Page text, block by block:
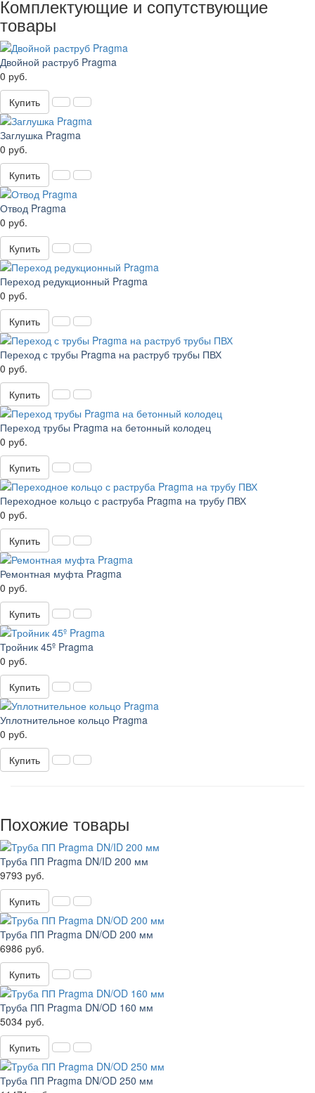
Комплектующие и сопутствующие
товары
Двойной раструб Pragma
0 руб.
Купить
Заглушка Pragma
0 руб.
Купить
Отвод Pragma
0 руб.
Купить
Переход редукционный Pragma
0 руб.
Купить
Переход с трубы Pragma на раструб трубы ПВХ
0 руб.
Купить
Переход трубы Pragma на бетонный колодец
0 руб.
Купить
Переходное кольцо с раструба Pragma на трубу ПВХ
0 руб.
Купить
Ремонтная муфта Pragma
0 руб.
Купить
Тройник 45º Pragma
0 руб.
Купить
Уплотнительное кольцо Pragma
0 руб.
Купить
Похожие товары
Труба ПП Pragma DN/ID 200 мм
9793 руб.
Купить
Труба ПП Pragma DN/OD 200 мм
6986 руб.
Купить
Труба ПП Pragma DN/OD 160 мм
5034 руб.
Купить
Труба ПП Pragma DN/OD 250 мм